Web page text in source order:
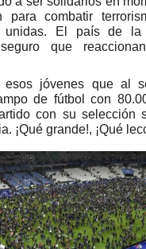
para combatir
unidas. El país de
que
esos jóvenes que al
de fútbol con
con su selección
¡Qué grande!, ¡Qué